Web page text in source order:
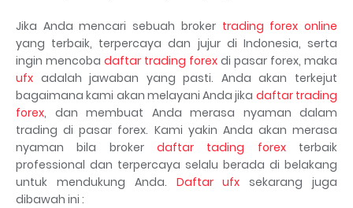
Jika Anda mencari sebuah broker trading forex online
yang terbaik, terpercaya dan jujur di Indonesia, serta
ingin mencoba daftar trading forex di pasar forex, maka
ufx adalah jawaban yang pasti. Anda akan terkejut
bagaimana kami akan melayani Anda jika daftar trading
forex, dan membuat Anda merasa nyaman dalam
trading di pasar forex. Kami yakin Anda akan merasa
nyaman bila broker daftar tading forexterbaik
professional dan terpercaya selalu berada di belakang
untuk mendukung Anda. Daftar ufx sekarang juga
dibawah ini :